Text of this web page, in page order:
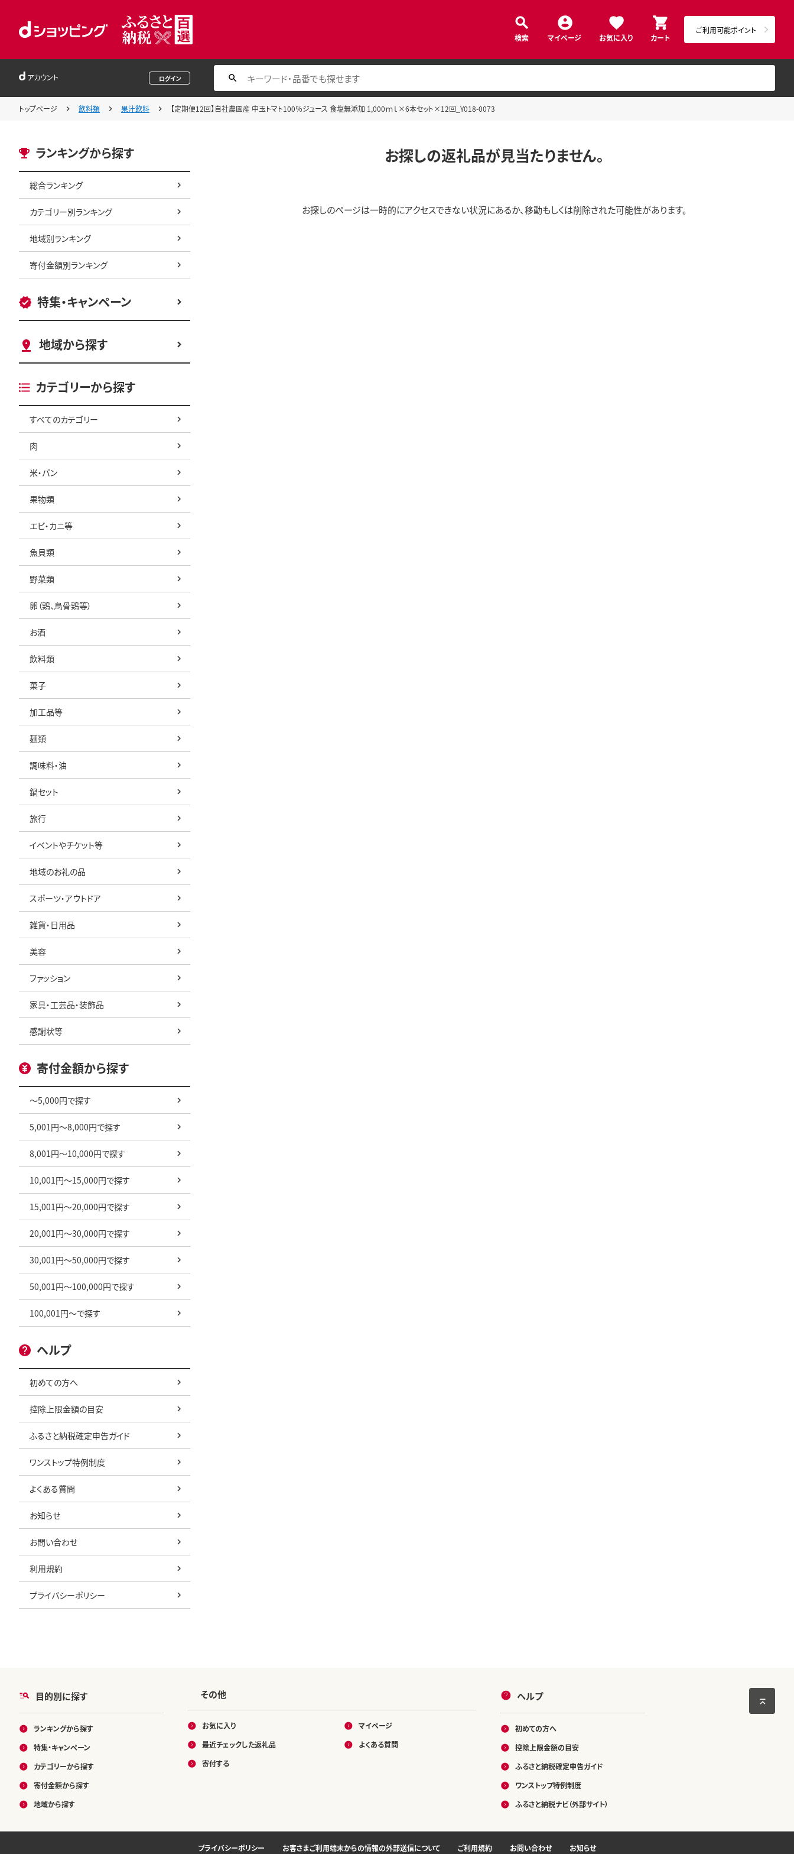
検索 マイページ お気に入り カート
ご利用可能ポイント
アカウント ログイン
トップページ 飲料類 果汁飲料 【定期便12回】自社農園産 中玉トマト100％ジュース 食塩無添加 1,000ｍｌ×6本セット×12回_Y018-0073
ランキングから探す
総合ランキング
カテゴリー別ランキング
地域別ランキング
寄付金額別ランキング
特集・キャンペーン
地域から探す
カテゴリーから探す
すべてのカテゴリー
肉
米・パン
果物類
エビ・カニ等
魚貝類
野菜類
卵（鶏、烏骨鶏等）
お酒
飲料類
菓子
加工品等
麺類
調味料・油
鍋セット
旅行
イベントやチケット等
地域のお礼の品
スポーツ・アウトドア
雑貨・日用品
美容
ファッション
家具・工芸品・装飾品
感謝状等
寄付金額から探す
～5,000円で探す
5,001円～8,000円で探す
8,001円～10,000円で探す
10,001円～15,000円で探す
15,001円～20,000円で探す
20,001円～30,000円で探す
30,001円～50,000円で探す
50,001円～100,000円で探す
100,001円～で探す
ヘルプ
初めての方へ
控除上限金額の目安
ふるさと納税確定申告ガイド
ワンストップ特例制度
よくある質問
お知らせ
お問い合わせ
利用規約
プライバシーポリシー
お探しの返礼品が見当たりません。
お探しのページは一時的にアクセスできない状況にあるか、移動もしくは削除された可能性があります。
目的別に探す
ランキングから探す
特集・キャンペーン
カテゴリーから探す
寄付金額から探す
地域から探す
その他
お気に入り
最近チェックした返礼品
寄付する
マイページ
よくある質問
ヘルプ
初めての方へ
控除上限金額の目安
ふるさと納税確定申告ガイド
ワンストップ特例制度
ふるさと納税ナビ（外部サイト）
プライバシーポリシー お客さまご利用端末からの情報の外部送信について ご利用規約 お問い合わせ お知らせ